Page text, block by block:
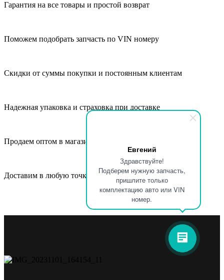
Евгений
Здравствуйте!
Подберем нужную запчасть,
пришлите только
комплектацию авто или VIN
номер.
Гарантия на все товары и простой возврат
Поможем подобрать запчасть по VIN номеру
Скидки от суммы покупки и постоянным клиентам
Надежная упаковка и страховка при доставке
Продаем оптом в магазины, СТО и автосервисы
Доставим в любую точку России и СНГ